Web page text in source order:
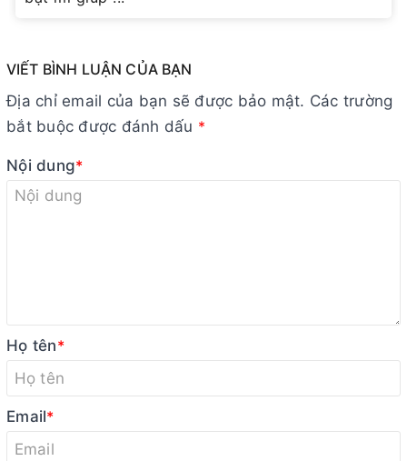
VIẾT BÌNH LUẬN CỦA BẠN
Địa chỉ email của bạn sẽ được bảo mật. Các trường
bắt buộc được đánh dấu *
Nội dung*
Họ tên*
Email*